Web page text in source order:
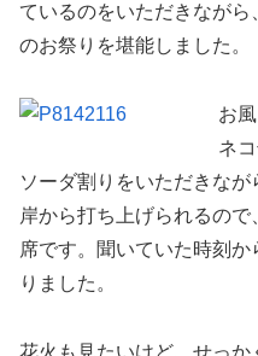
ているのをいただきなが
のお祭りを堪能しました。
お
ネ
ソーダ割りをいただきな
岸から打ち上げられるの
席です。聞いていた時刻
りました。
花火も見たいけど、せっか